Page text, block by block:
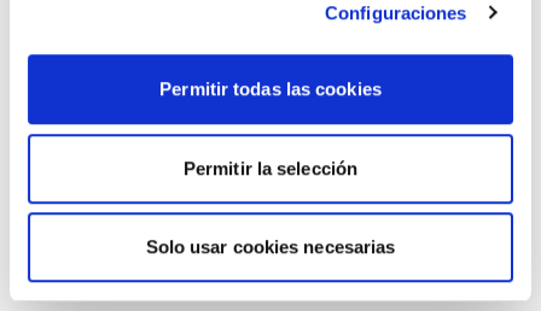
Configuraciones
Permitir todas las cookies
Permitir la selección
Solo usar cookies necesarias